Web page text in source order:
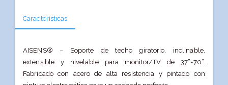
Características
AISENS® – Soporte de techo giratorio, inclinable,
extensible y nivelable para monitor/TV de 37”-70”.
Fabricado con acero de alta resistencia y pintado con